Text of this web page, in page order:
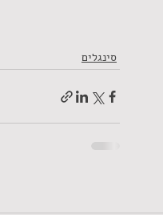
סינגלים